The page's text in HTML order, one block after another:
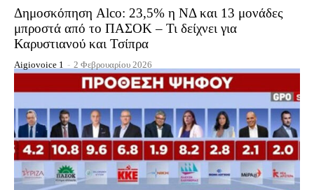
Δημοσκόπηση Alco: 23,5% η ΝΔ και 13 μονάδες
μπροστά από το ΠΑΣΟΚ – Τι δείχνει για
Καρυστιανού και Τσίπρα
Aigiovoice 1 - 2 Φεβρουαρίου 2026